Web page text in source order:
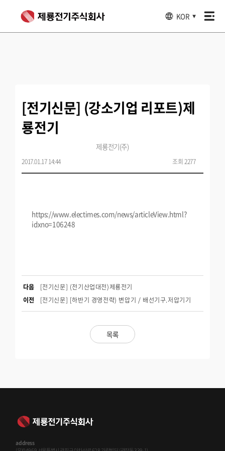
KOR ▼
[전기신문] (강소기업 리포트)제
룡전기
제룡전기(주)
2017.01.17 14:44 조회 2277
https://www.electimes.com/news/articleView.html?
idxno=106248
목록
다음
[전기신문] (전기산업대전)제룡전기
이전 [전기신문] [하반기 경영전략) 변압기 / 배선기구.저압기기
address